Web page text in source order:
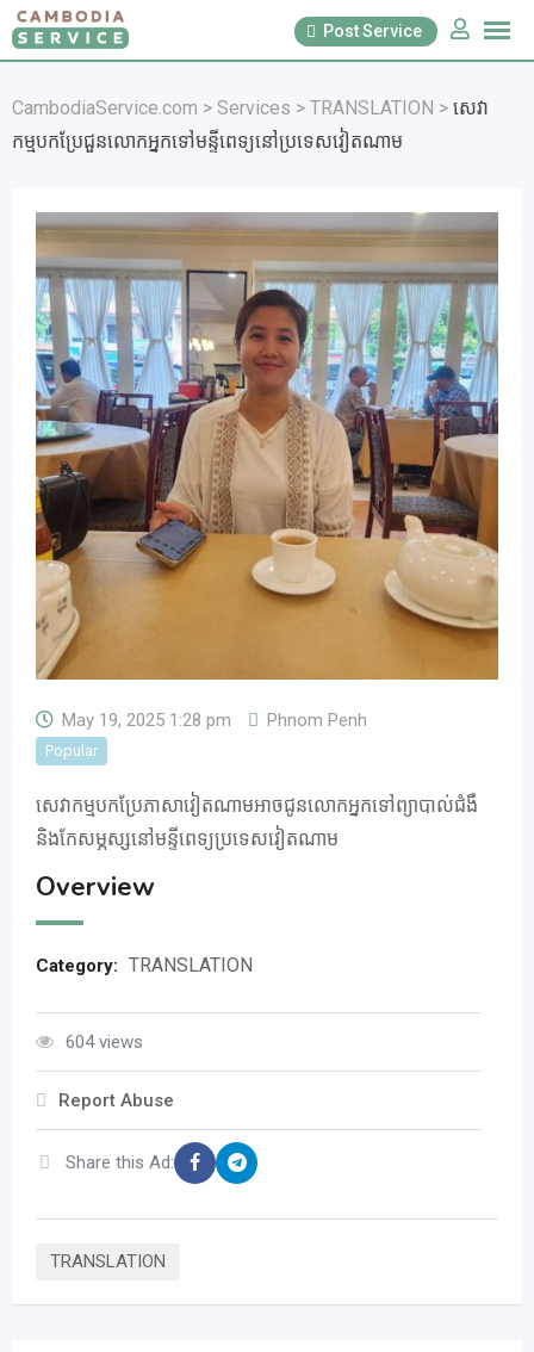
Skip
to
Post Service
CambodiaService.com > Services > TRANSLATION > សេវា
កម្មបកប្រែជួនលោកអ្នកទៅមន្ទីពេទ្យនៅប្រទេសវៀតណាម
May 19, 2025 1:28 pm Phnom Penh
Popular
សេវាកម្មបកប្រែភាសាវៀតណាមអាចជូនលោកអ្នកទៅព្យាបាល់ជំងឺ
និងកែសម្ភស្សនៅមន្ទីពេទ្យប្រទេសវៀតណាម
Overview
Category: TRANSLATION
604 views
Report Abuse
Share this Ad:
TRANSLATION